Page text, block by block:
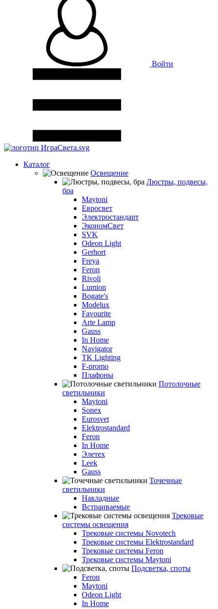
Войти
Каталог
Освещение
Люстры, подвесы,
бра
Maytoni
Евросвет
Электростандарт
ЭкономСвет
SVK
Odeon Light
Gerhort
Freya
Feron
Rivoli
Lumion
Bogate's
Modelux
Favourite
Arte Lamp
Gauss
In Home
Navigator
TK Lighting
F-promo
Плафоны
Потолочные
светильники
Maytoni
Sonex
Eurosvet
Elektrostandard
Feron
In Home
Элетех
Leek
Gauss
Точечные
светильники
Накладные
Встраиваемые
Трековые
системы освещения
Трековые системы Novotech
Трековые системы Elektrostandard
Трековые системы Feron
Трековые системы Maytoni
Подсветка, споты
Feron
Maytoni
Odeon Light
In Home